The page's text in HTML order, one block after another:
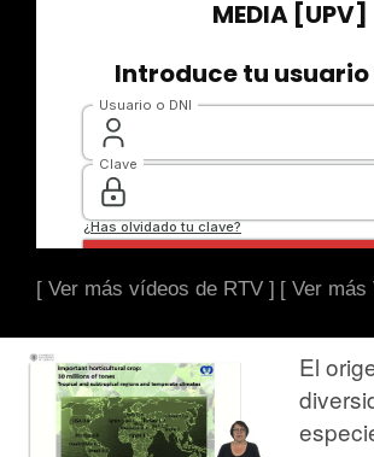
[ Ver más vídeos de RTV ] [ Ver
El